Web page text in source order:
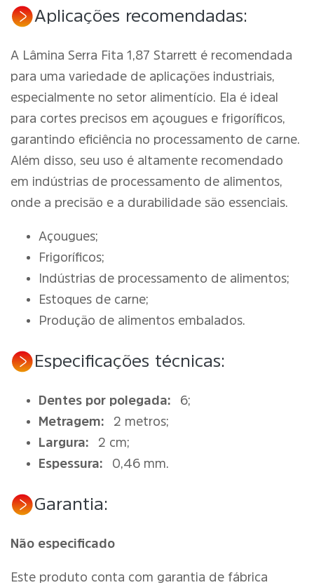
Aplicações recomendadas:
A Lâmina Serra Fita 1,87 Starrett é recomendada
para uma variedade de aplicações industriais,
especialmente no setor alimentício. Ela é ideal
para cortes precisos em açougues e frigoríficos,
garantindo eficiência no processamento de carne.
Além disso, seu uso é altamente recomendado
em indústrias de processamento de alimentos,
onde a precisão e a durabilidade são essenciais.
Açougues;
Frigoríficos;
Indústrias de processamento de alimentos;
Estoques de carne;
Produção de alimentos embalados.
Especificações técnicas:
Dentes por polegada:
6;
Metragem:
2 metros;
Largura:
2 cm;
Espessura:
0,46 mm.
Garantia:
Não especificado
Este produto conta com garantia de fábrica